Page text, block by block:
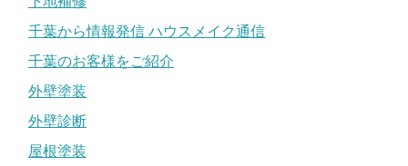
千葉から情報発信 ハウスメイク通信
千葉のお客様をご紹介
外壁塗装
外壁診断
屋根塗装